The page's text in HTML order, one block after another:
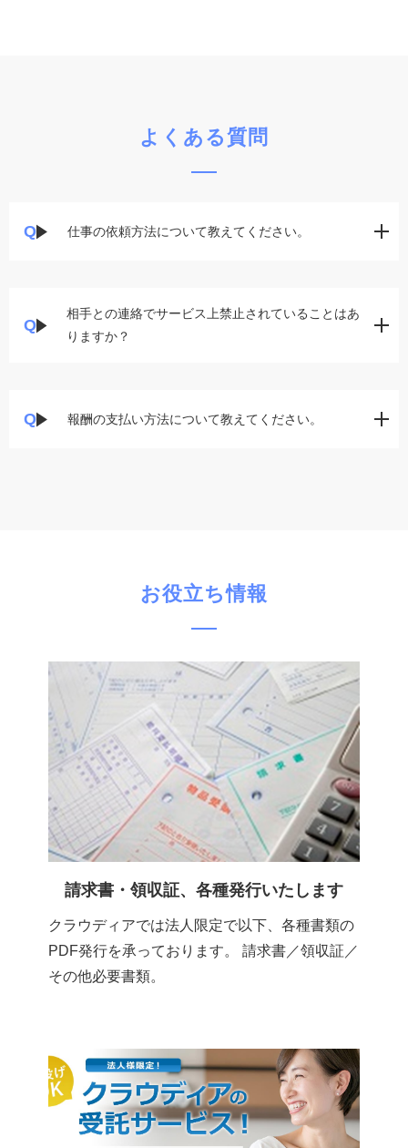
よくある質問
仕事の依頼方法について教えてください。
相手との連絡でサービス上禁止されていることはあ
りますか？
報酬の支払い方法について教えてください。
お役立ち情報
請求書・領収証、各種発行いたします
クラウディアでは法人限定で以下、各種書類の
PDF発行を承っております。 請求書／領収証／
その他必要書類。